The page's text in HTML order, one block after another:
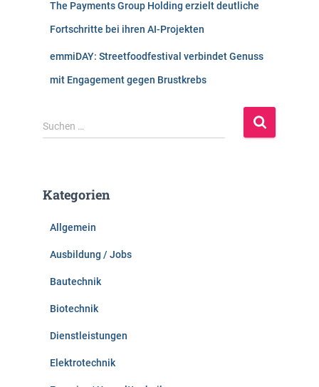
The Payments Group Holding erzielt deutliche
Fortschritte bei ihren AI-Projekten
emmiDAY: Streetfoodfestival verbindet Genuss
mit Engagement gegen Brustkrebs
S
u
n
Suchen …
Kategorien
Allgemein
Ausbildung / Jobs
Bautechnik
Biotechnik
Dienstleistungen
Elektrotechnik